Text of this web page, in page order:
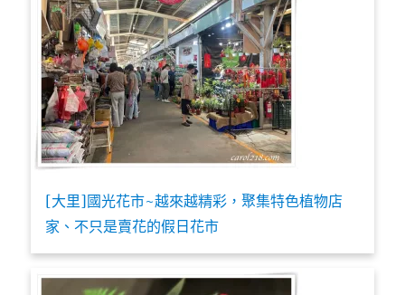
[大里]國光花市~越來越精彩，聚集特色植物店
家、不只是賣花的假日花市